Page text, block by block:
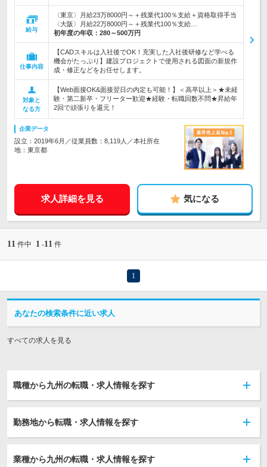
給与
〈東京〉月給23万8000円～＋残業代100％支給＋資格取得手当
〈大阪〉月給22万8000円～＋残業代100％支給…
初年度の年収： 280～500万円
仕事内容
【CADスキルは入社後でOK！充実した入社後研修など学べる
機会がたっぷり】建設プロジェクトで使用される図面の新規作
成・修正などをお任せします。
対象と
なる方
【Web面接OK&面接翌日の内定も可能！】＜高卒以上＞★未経
験・第二新卒・フリーター歓迎★経験・転職回数不問★昇給年
2回で頑張りを還元！
企業データ
設立：2019年6月／従業員数：8,119人／本社所在
地：東京都
求人詳細を見る 気になる
11 件中 1 -11 件
1
あなたの検索条件に近い求人
すべての求人を見る
職種から九州の転職・求人情報を探す
勤務地から転職・求人情報を探す
業種から九州の転職・求人情報を探す